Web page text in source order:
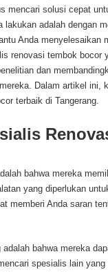
mencari solusi cepat
adalah dengan
Anda menyelesaikan
renovasi tembok bocor
dan
Dalam artikel ini,
terbaik di Tangerang.
bahwa mereka
yang diperlukan
memberi Anda saran
bahwa mereka
spesialis lain yang